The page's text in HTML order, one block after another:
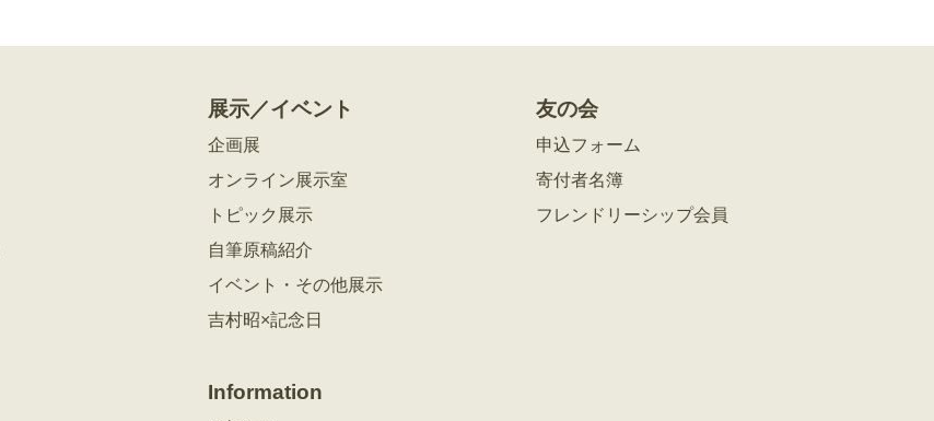
展示／イベント
企画展
オンライン展示室
トピック展示
自筆原稿紹介
イベント・その他展示
吉村昭×記念日
友の会
申込フォーム
寄付者名簿
フレンドリーシップ会員
Information